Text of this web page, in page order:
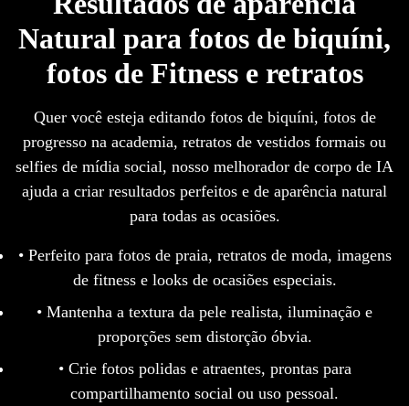
Natural para fotos de biquíni,
fotos de Fitness e retratos
Quer você esteja editando fotos de biquíni, fotos de
progresso na academia, retratos de vestidos formais ou
selfies de mídia social, nosso melhorador de corpo de IA
ajuda a criar resultados perfeitos e de aparência natural
para todas as ocasiões.
• Perfeito para fotos de praia, retratos de moda, imagens
de fitness e looks de ocasiões especiais.
• Mantenha a textura da pele realista, iluminação e
proporções sem distorção óbvia.
• Crie fotos polidas e atraentes, prontas para
compartilhamento social ou uso pessoal.